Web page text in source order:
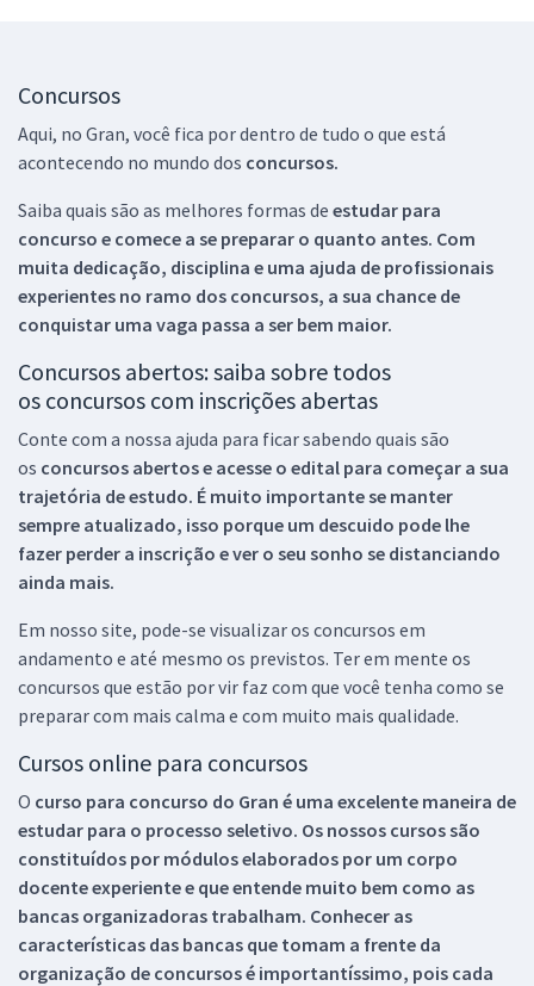
Concursos
Aqui, no Gran, você fica por dentro de tudo o que está
acontecendo no mundo dos concursos.
Saiba quais são as melhores formas de estudar para
concurso e comece a se preparar o quanto antes. Com
muita dedicação, disciplina e uma ajuda de profissionais
experientes no ramo dos concursos, a sua chance de
conquistar uma vaga passa a ser bem maior.
Concursos abertos: saiba sobre todos
os concursos com inscrições abertas
Conte com a nossa ajuda para ficar sabendo quais são
os concursos abertos e acesse o edital para começar a sua
trajetória de estudo. É muito importante se manter
sempre atualizado, isso porque um descuido pode lhe
fazer perder a inscrição e ver o seu sonho se distanciando
ainda mais.
Em nosso site, pode-se visualizar os concursos em
andamento e até mesmo os previstos. Ter em mente os
concursos que estão por vir faz com que você tenha como se
preparar com mais calma e com muito mais qualidade.
Cursos online para concursos
O curso para concurso do Gran é uma excelente maneira de
estudar para o processo seletivo. Os nossos cursos são
constituídos por módulos elaborados por um corpo
docente experiente e que entende muito bem como as
bancas organizadoras trabalham. Conhecer as
características das bancas que tomam a frente da
organização de concursos é importantíssimo, pois cada